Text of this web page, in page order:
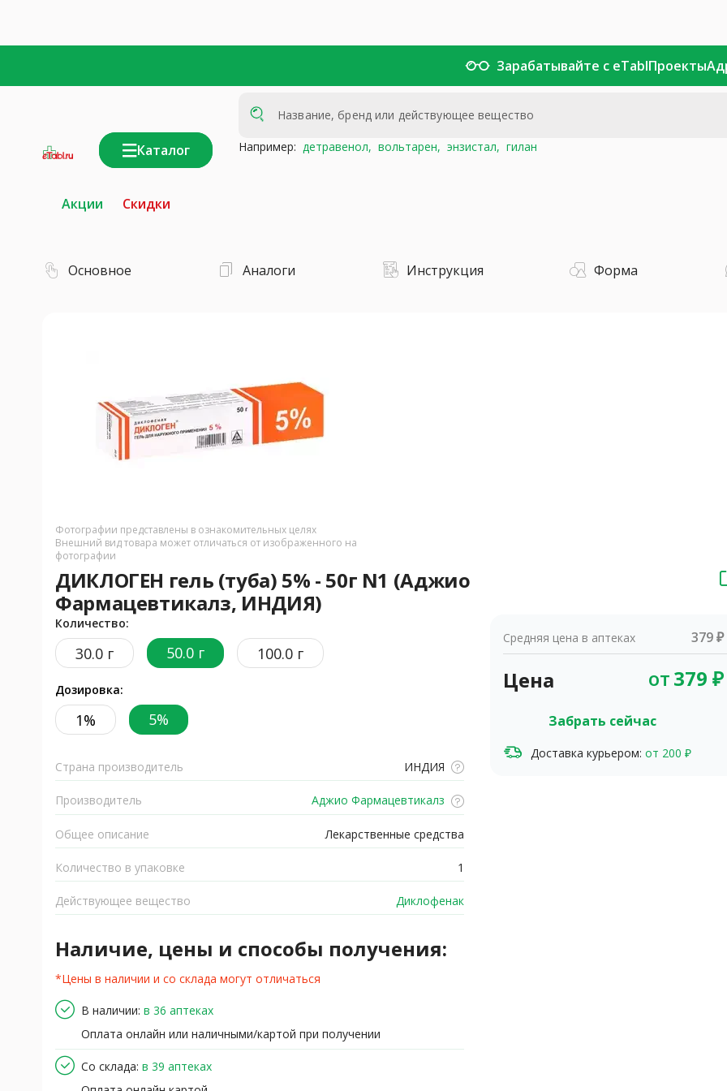
Зарабатывайте с eTablПроекты
Каталог Например: детравенол, вольтарен, энзистал, гилан
Акции Скидки
Основное Аналоги Инструкция Форма
Фотографии представлены в ознакомительных целях
Внешний вид товара может отличаться от изображенного на
фотографии
ДИКЛОГЕН гель (туба) 5% - 50г N1 (Аджио
Фармацевтикалз, ИНДИЯ)
Количество:
30.0 г 50.0 г 100.0 г
Дозировка:
1% 5%
Страна производитель ИНДИЯ
Производитель Аджио Фармацевтикалз
Общее описание Лекарственные средства
Количество в упаковке 1
Действующее вещество Диклофенак
Наличие, цены и способы получения:
*Цены в наличии и со склада могут отличаться
В наличии: в 36 аптеках
Оплата онлайн или наличными/картой при получении
Со склада: в 39 аптеках
Средняя цена в аптеках 379 ₽
Цена от379 ₽
Забрать сейчас
Доставка курьером: от 200 ₽